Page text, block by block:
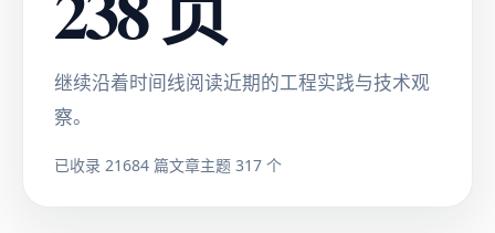
继续沿着时间线阅读近期的工程实践与技术观
察。
已收录 21684 篇文章主题 317 个